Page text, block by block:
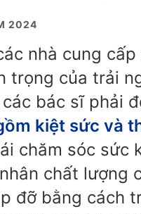
2024
nhà cung
trọng của trải
bác sĩ phải
kiệt sức và
chăm sóc sức
chất lượng
đỡ bằng cách